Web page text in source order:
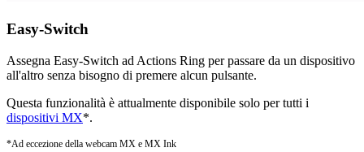
Easy-Switch
Assegna Easy-Switch ad Actions Ring per passare da un dispositivo
all'altro senza bisogno di premere alcun pulsante.
Questa funzionalità è attualmente disponibile solo per tutti i
dispositivi MX*.
*Ad eccezione della webcam MX e MX Ink